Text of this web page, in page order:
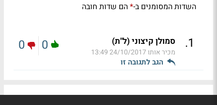
השדות המסומנים ב-*הם שדות חובה
1
. סמולן קיצוני (ל"ת)
מכיר אותו24/10/2017 13:49
הגב לתגובה זו
0
0